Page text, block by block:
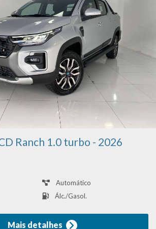
Ranch 1.0 turbo - 2026
Automático
Álc./Gasol.
Mais detalhes